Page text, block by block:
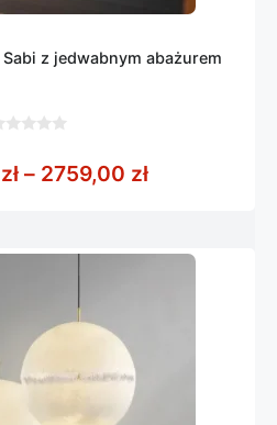
z jedwabnym abażurem
zł – 2759,00 złZakres cen: